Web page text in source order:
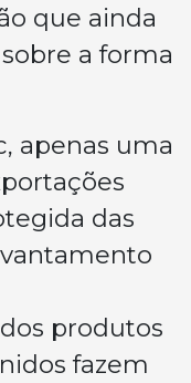
que ainda
a forma
apenas uma
das
produtos
fazem